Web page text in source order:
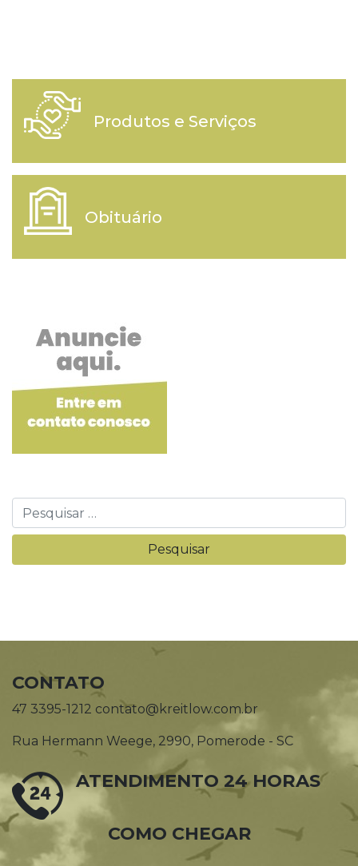
Produtos e Serviços
Obituário
CONTATO
47 3395-1212 contato@kreitlow.com.br
Rua Hermann Weege, 2990, Pomerode - SC
ATENDIMENTO 24 HORAS
COMO CHEGAR